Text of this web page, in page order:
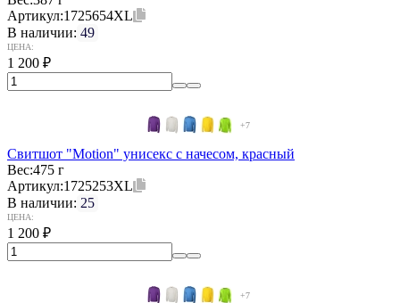
Артикул:1725654XL
В наличии: 49
ЦЕНА:
1 200 ₽
+7
Свитшот "Motion" унисекс с начесом, красный
Вес:475 г
Артикул:1725253XL
В наличии: 25
ЦЕНА:
1 200 ₽
+7